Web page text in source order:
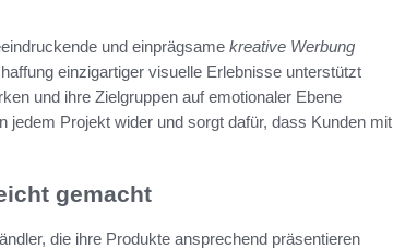
und einprägsame kreative Werbung
einzigartiger visuelle Erlebnisse unterstützt
und ihre Zielgruppen auf emotionaler Ebene
Projekt wider und sorgt dafür, dass Kunden mit
gemacht
die ihre Produkte ansprechend präsentieren